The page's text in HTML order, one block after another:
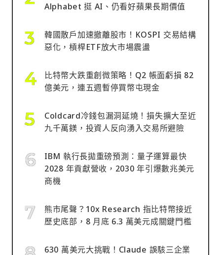
Alphabet 挺 AI、仍看好蘋果長期價值
韓國散戶加速撤離股市！KOSPI 交易結構
惡化，槓桿ETF放大市場震盪
比特幣大跌重創微策略！Q2 帳面虧損 82
億美元，連五週暫停買幣屯現金
Coldcard冷錢包漏洞延燒！損失擴大至近
九千萬鎂，投資人反向湧入交易所避險
IBM 執行長拋重磅預測：量子運算最快
2028 年貢獻營收，2030 年引爆數兆美元
商機
熊市尾聲？10x Research 指比特幣接近
歷史底部，8 月底 6.3 萬美元成關鍵門檻
630 萬美元大挑戰！Claude 誤駭三企業